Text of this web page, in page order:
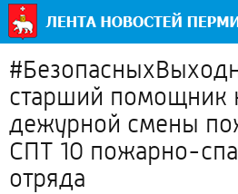
старший помощник
дежурной смены
СПТ 10 пожарно-
отряда